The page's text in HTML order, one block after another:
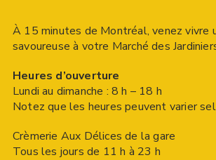
À 15 minutes de Montréal, venez vivre
savoureuse à votre Marché des
Heures d’ouverture
Lundi au dimanche : 8 h – 18 h
Notez que les heures peuvent varier
Crèmerie Aux Délices de la gare
Tous les jours de 11 h à 23 h